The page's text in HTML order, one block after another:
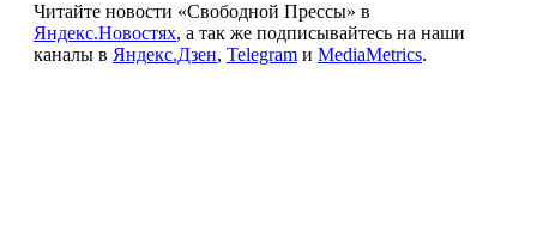
Читайте новости «Свободной Прессы» в
Яндекс.Новостях, а так же подписывайтесь на наши
каналы в Яндекс.Дзен, Telegram и MediaMetrics.